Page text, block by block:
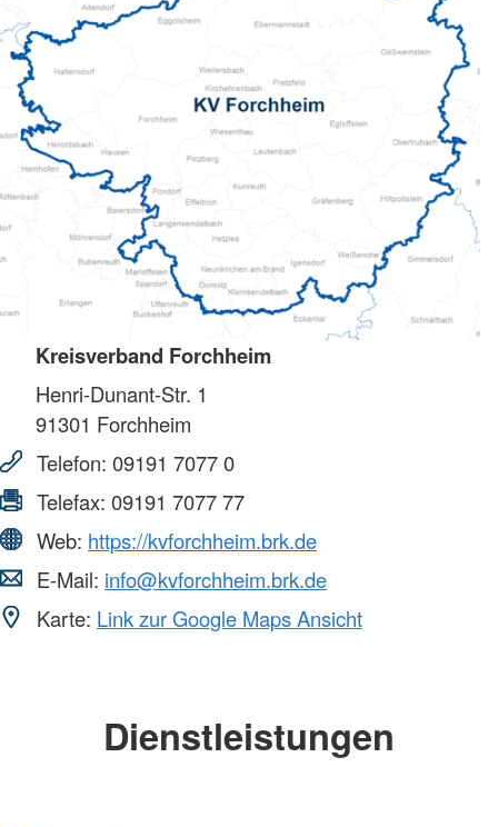
Kreisverband Forchheim
Henri-Dunant-Str. 1
91301 Forchheim
Telefon: 09191 7077 0
Telefax: 09191 7077 77
Web: https://kvforchheim.brk.de
E-Mail: info@kvforchheim.brk.de
Karte: Link zur Google Maps Ansicht
Dienstleistungen